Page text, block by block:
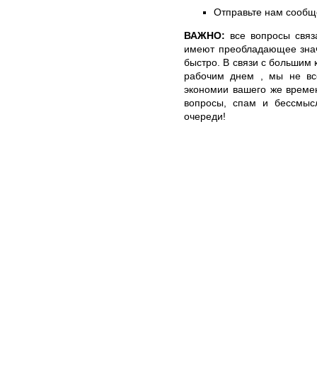
Отправьте нам
ВАЖНО: все вопросы
имеют преобладающее
быстро. В связи с большим
рабочим днем , мы не
экономии вашего же
вопросы, спам и
очереди!